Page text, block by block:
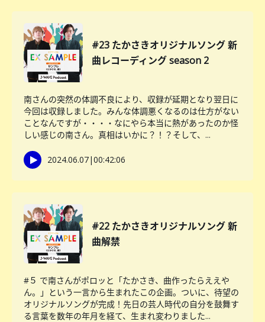
#23 たかさきオリジナルソング 新
曲レコーディング season 2
南さんの突然の体調不良により、収録が延期となり翌日に
今回は収録しました。みんな体調悪くなるのは仕方がない
ことなんですが・・・・なにやら本当に熱があったのか怪
しい感じの南さん。真相はいかに？！？そして、...
2024.06.07|00:42:06
#22 たかさきオリジナルソング 新
曲解禁
#５ で南さんがポロッと「たかさき、曲作ったらええや
ん。」という一言から生まれたこの企画。ついに、待望の
オリジナルソングが完成！先日の芸人時代の自分を鼓舞す
る言葉を数年の年月を経て、生まれ変わりました...